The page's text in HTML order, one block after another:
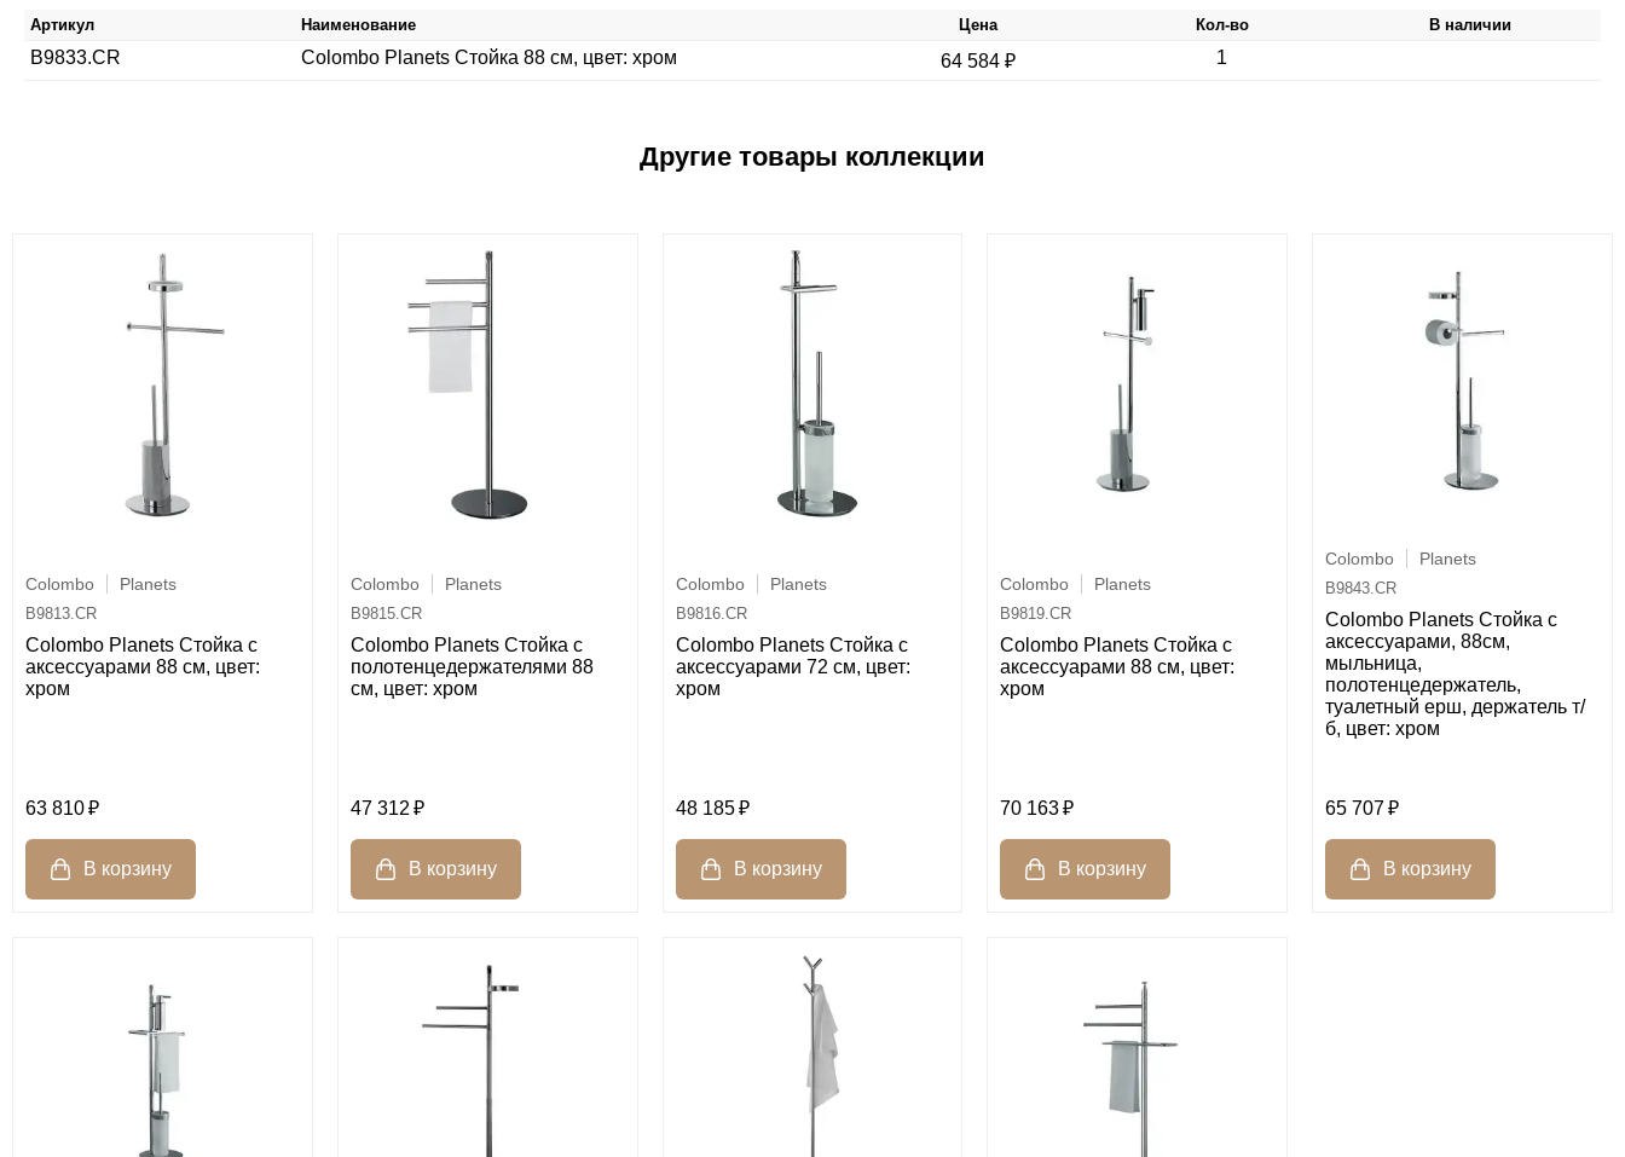
Артикул Наименование Цена Кол-во В наличии
B9833.CR Colombo Planets Стойка 88 см, цвет: хром 64 584 ₽ 1
Colombo Planets
B9813.CR
Colombo Planets Стойка с
аксессуарами 88 см, цвет:
хром
63 810
Colombo Planets
B9815.CR
Colombo Planets Стойка с
полотенцедержателями 88
см, цвет: хром
47 312
Colombo Planets
B9816.CR
Colombo Planets Стойка с
аксессуарами 72 см, цвет:
хром
48 185
Colombo Planets
B9819.CR
Colombo Planets Стойка с
аксессуарами 88 см, цвет:
хром
70 163
Colombo Planets
B9843.CR
Colombo Planets Стойка с
аксессуарами, 88см,
мыльница,
полотенцедержатель,
туалетный ерш, держатель т/
б, цвет: хром
65 707